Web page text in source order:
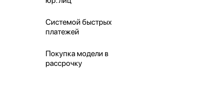
Системой быстрых
платежей
Покупка модели в
рассрочку